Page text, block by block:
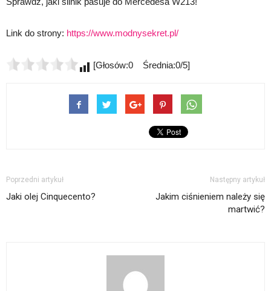
Link do strony: https://www.modnysekret.pl/
[Głosów:0 Średnia:0/5]
Poprzedni artykuł
Jaki olej Cinquecento?
Następny artykuł
Jakim ciśnieniem należy się
martwić?